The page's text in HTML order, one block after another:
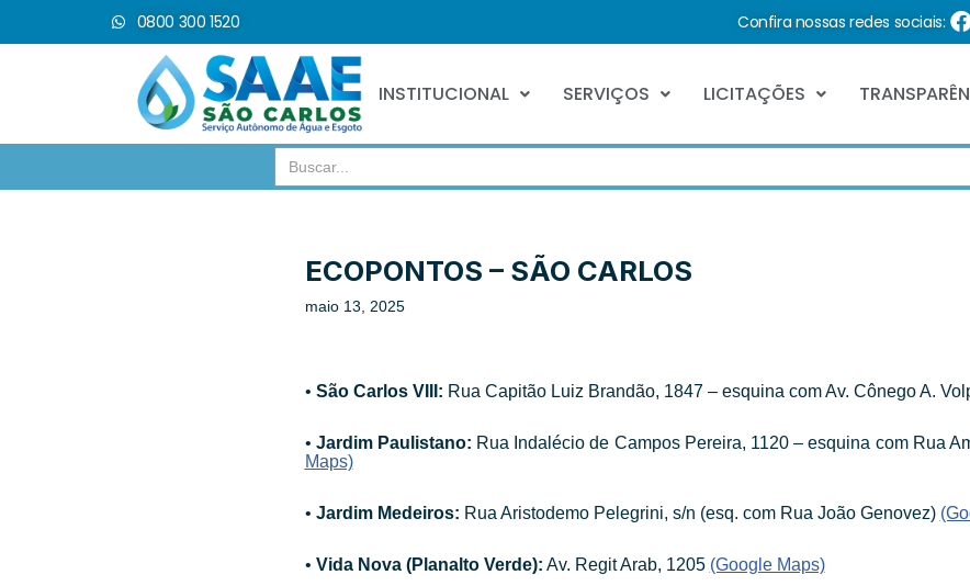
0800 300 1520 Confira nossas redes sociais:
INSTITUCIONAL SERVIÇOS LICITAÇÕES
Search
for:
ECOPONTOS – SÃO CARLOS
maio 13, 2025
•⁠ São Carlos VIII: Rua Capitão Luiz Brandão, 1847 – esquina com Av. Cônego A.
•⁠ ⁠ Jardim Paulistano: Rua Indalécio de Campos Pereira, 1120 – esquina com Rua
Maps)
•⁠ Jardim Medeiros: Rua Aristodemo Pelegrini, s/n (esq. com Rua João Genovez)
•⁠ Vida Nova (Planalto Verde): Av. Regit Arab, 1205 (Google Maps)